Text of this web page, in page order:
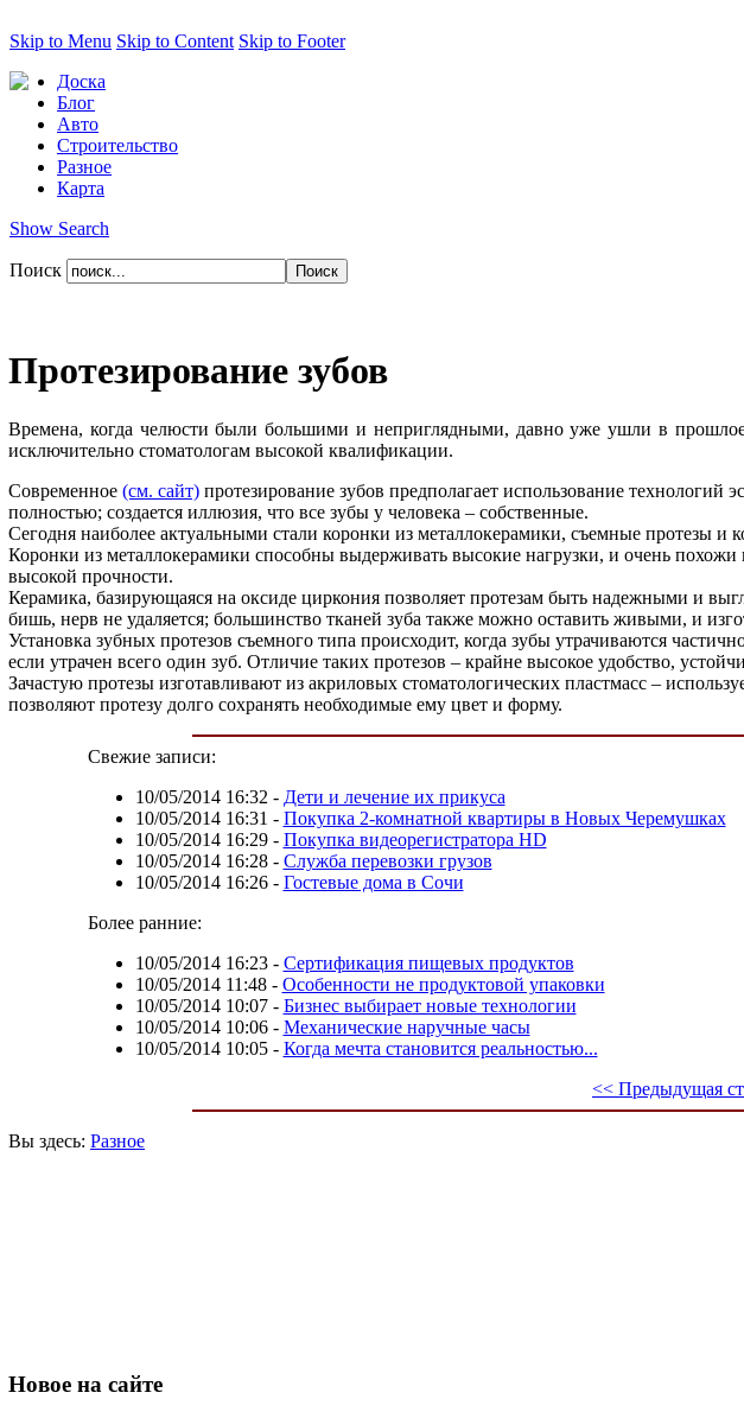
Skip to Menu Skip to Content Skip to Footer
Доска
Блог
Авто
Строительство
Разное
Карта
Show Search
Поиск
Протезирование зубов
Времена, когда челюсти были большими и неприглядными, давно уже ушли в
исключительно стоматологам высокой квалификации.
Современное (см. сайт) протезирование зубов предполагает использование технологий
полностью; создается иллюзия, что все зубы у человека – собственные.
Сегодня наиболее актуальными стали коронки из металлокерамики, съемные протезы и
Коронки из металлокерамики способны выдерживать высокие нагрузки, и очень
высокой прочности.
Керамика, базирующаяся на оксиде циркония позволяет протезам быть надежными и
бишь, нерв не удаляется; большинство тканей зуба также можно оставить живыми, и
Установка зубных протезов съемного типа происходит, когда зубы утрачиваются
если утрачен всего один зуб. Отличие таких протезов – крайне высокое удобство,
Зачастую протезы изготавливают из акриловых стоматологических пластмасс –
позволяют протезу долго сохранять необходимые ему цвет и форму.
Свежие записи:
10/05/2014 16:32 - Дети и лечение их прикуса
10/05/2014 16:31 - Покупка 2-комнатной квартиры в Новых Черемушках
10/05/2014 16:29- Покупка видеорегистратора HD
10/05/2014 16:28- Служба перевозки грузов
10/05/2014 16:26- Гостевые дома в Сочи
Более ранние:
10/05/2014 16:23- Сертификация пищевых продуктов
10/05/2014 11:48- Особенности не продуктовой упаковки
10/05/2014 10:07- Бизнес выбирает новые технологии
10/05/2014 10:06- Механические наручные часы
10/05/2014 10:05- Когда мечта становится реальностью...
<< Предыдущая
Вы здесь: Разное
Новое на сайте